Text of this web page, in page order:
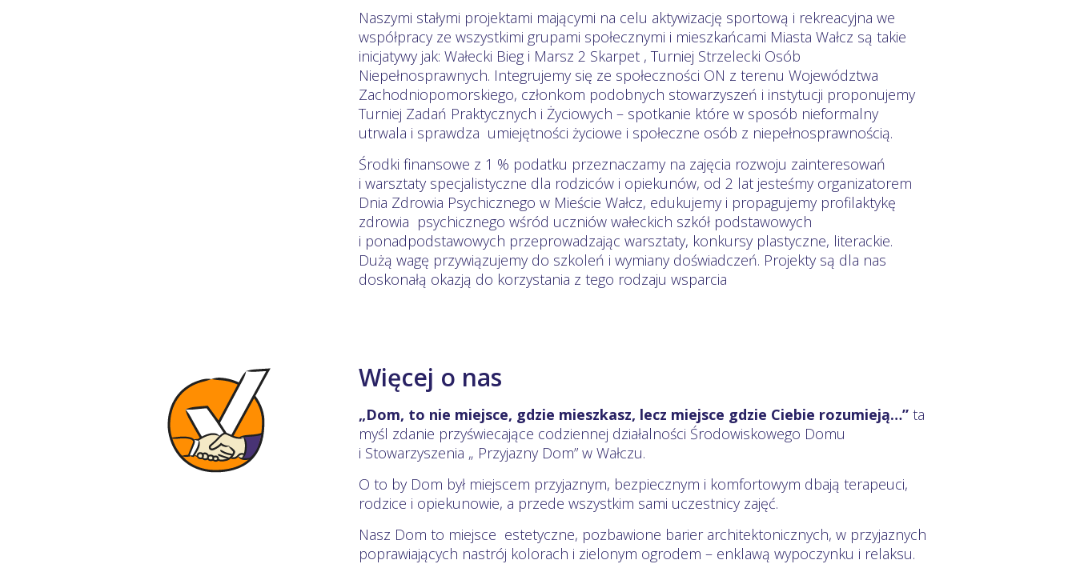
Naszymi stałymi projektami mającymi na celu aktywizację sportową i rekreacyjna we
współpracy ze wszystkimi grupami społecznymi i mieszkańcami Miasta Wałcz są takie
inicjatywy jak: Wałecki Bieg i Marsz 2 Skarpet , Turniej Strzelecki Osób
Niepełnosprawnych. Integrujemy się ze społeczności ON z terenu Województwa
Zachodniopomorskiego, członkom podobnych stowarzyszeń i instytucji proponujemy
Turniej Zadań Praktycznych i Życiowych – spotkanie które w sposób nieformalny
utrwala i sprawdza umiejętności życiowe i społeczne osób z niepełnosprawnością.
Środki finansowe z 1 % podatku przeznaczamy na zajęcia rozwoju zainteresowań
i warsztaty specjalistyczne dla rodziców i opiekunów, od 2 lat jesteśmy organizatorem
Dnia Zdrowia Psychicznego w Mieście Wałcz, edukujemy i propagujemy profilaktykę
zdrowia psychicznego wśród uczniów wałeckich szkół podstawowych
i ponadpodstawowych przeprowadzając warsztaty, konkursy plastyczne, literackie.
Dużą wagę przywiązujemy do szkoleń i wymiany doświadczeń. Projekty są dla nas
doskonałą okazją do korzystania z tego rodzaju wsparcia
Więcej o nas
„Dom, to nie miejsce, gdzie mieszkasz, lecz miejsce gdzie Ciebie rozumieją…”ta
myśl zdanie przyświecające codziennej działalności Środowiskowego Domu
i Stowarzyszenia „ Przyjazny Dom” w Wałczu.
O to by Dom był miejscem przyjaznym, bezpiecznym i komfortowym dbają terapeuci,
rodzice i opiekunowie, a przede wszystkim sami uczestnicy zajęć.
Nasz Dom to miejsce estetyczne, pozbawione barier architektonicznych, w przyjaznych
poprawiających nastrój kolorach i zielonym ogrodem – enklawą wypoczynku i relaksu.